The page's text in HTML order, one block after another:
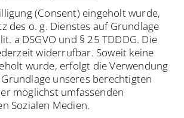
(Consent) eingeholt wurde,
des o. g. Dienstes auf Grundlage
a DSGVO und § 25 TDDDG. Die
widerrufbar. Soweit keine
wurde, erfolgt die Verwendung
unseres berechtigten
möglichst umfassenden
Sozialen Medien.